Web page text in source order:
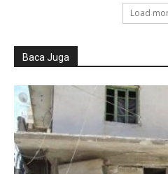
Load
Baca Juga